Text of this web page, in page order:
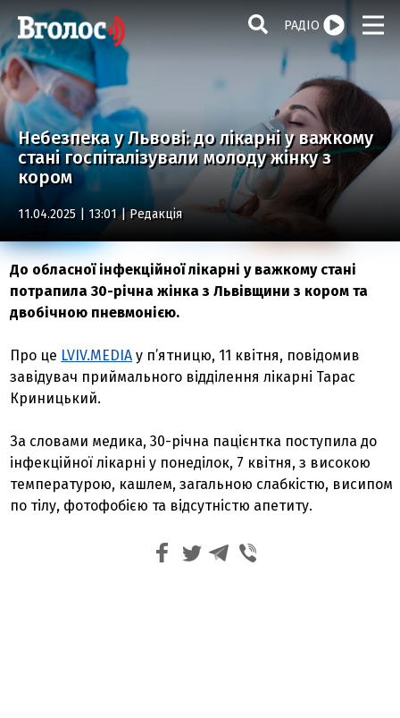
РАДІО
Небезпека у Львові: до лікарні у важкому
стані госпіталізували молоду жінку з
кором
11.04.2025 | 13:01 |Редакція
До обласної інфекційної лікарні у важкому стані
потрапила 30-річна жінка з Львівщини з кором та
двобічною пневмонією.
Про це LVIV.MEDIA у п’ятницю, 11 квітня, повідомив
завідувач приймального відділення лікарні Тарас
Криницький.
За словами медика, 30-річна пацієнтка поступила до
інфекційної лікарні у понеділок, 7 квітня, з високою
температурою, кашлем, загальною слабкістю, висипом
по тілу, фотофобією та відсутністю апетиту.